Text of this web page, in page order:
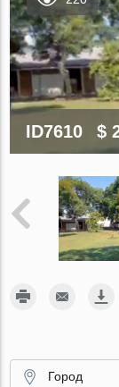
ID7610 $
Город